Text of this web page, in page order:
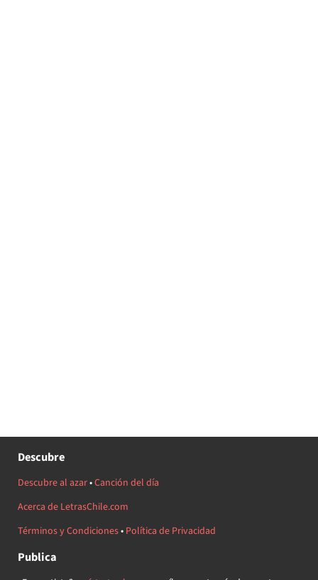
Descubre
Descubre al azar•Canción del día
Acerca de LetrasChile.com
Términos y Condiciones• Política de Privacidad
Publica